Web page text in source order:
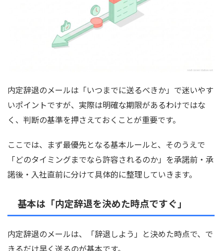
内定辞退のメールは「いつまでに送るべきか」で迷いやす
いポイントですが、実際は明確な期限があるわけではな
く、判断の基準を押さえておくことが重要です。
ここでは、まず最優先となる基本ルールと、そのうえで
「どのタイミングまでなら許容されるのか」を承諾前・承
諾後・入社直前に分けて具体的に整理していきます。
基本は「内定辞退を決めた時点ですぐ」
内定辞退のメールは、「辞退しよう」と決めた時点で、で